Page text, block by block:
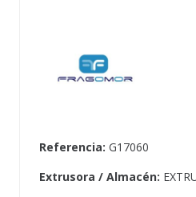
Referencia: G17060
Extrusora / Almacén: